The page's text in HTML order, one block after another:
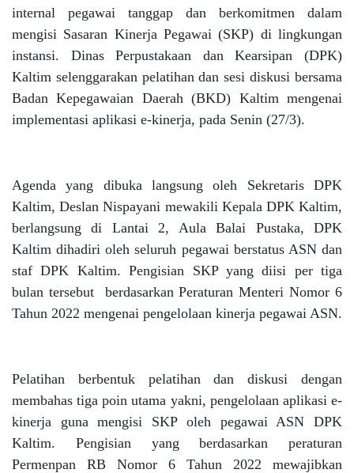
internal pegawai tanggap dan berkomitmen dalam
mengisi Sasaran Kinerja Pegawai (SKP) di lingkungan
instansi. Dinas Perpustakaan dan Kearsipan (DPK)
Kaltim selenggarakan pelatihan dan sesi diskusi bersama
Badan Kepegawaian Daerah (BKD) Kaltim mengenai
implementasi aplikasi e-kinerja, pada Senin (27/3).
Agenda yang dibuka langsung oleh Sekretaris DPK
Kaltim, Deslan Nispayani mewakili Kepala DPK Kaltim,
berlangsung di Lantai 2, Aula Balai Pustaka, DPK
Kaltim dihadiri oleh seluruh pegawai berstatus ASN dan
staf DPK Kaltim. Pengisian SKP yang diisi per tiga
bulan tersebut berdasarkan Peraturan Menteri Nomor 6
Tahun 2022 mengenai pengelolaan kinerja pegawai ASN.
Pelatihan berbentuk pelatihan dan diskusi dengan
membahas tiga poin utama yakni, pengelolaan aplikasi e-
kinerja guna mengisi SKP oleh pegawai ASN DPK
Kaltim. Pengisian yang berdasarkan peraturan
Permenpan RB Nomor 6 Tahun 2022 mewajibkan